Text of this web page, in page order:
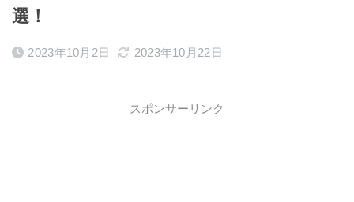
選！
2023年10月2日 2023年10月22日
スポンサーリンク